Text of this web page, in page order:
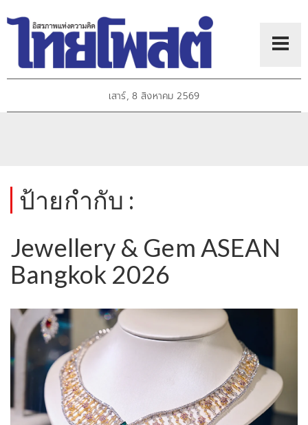
เสาร์, 8 สิงหาคม 2569
ป้ายกำกับ :
Jewellery & Gem ASEAN
Bangkok 2026